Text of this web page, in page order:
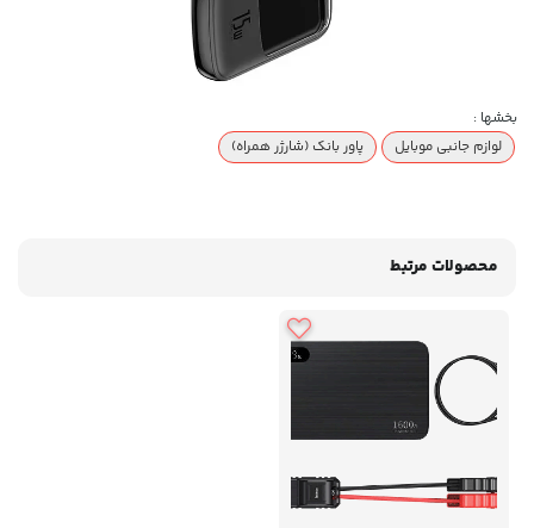
بخشها :
لوازم جانبی موبایل
پاور بانک (شارژر همراه)
محصولات مرتبط